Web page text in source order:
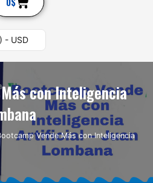
- USD
con Inteligencia
Vende Más con Inteligencia